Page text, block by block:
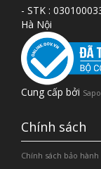
- STK :
Hà Nội
Cung cấp bởi Sapo
Chính sách
Chính sách bảo hành